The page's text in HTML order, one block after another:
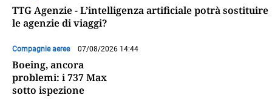
TTG Agenzie - L’intelligenza artificiale potrà sostituire
le agenzie di viaggi?
Compagnie aeree 07/08/2026 14:44
Boeing, ancora
problemi: i 737 Max
sotto ispezione